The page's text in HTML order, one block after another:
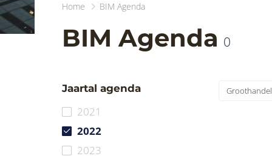
Home BIM Agenda
BIM Agenda 0
Jaartal agenda
2021
2022
2023
Groothandel